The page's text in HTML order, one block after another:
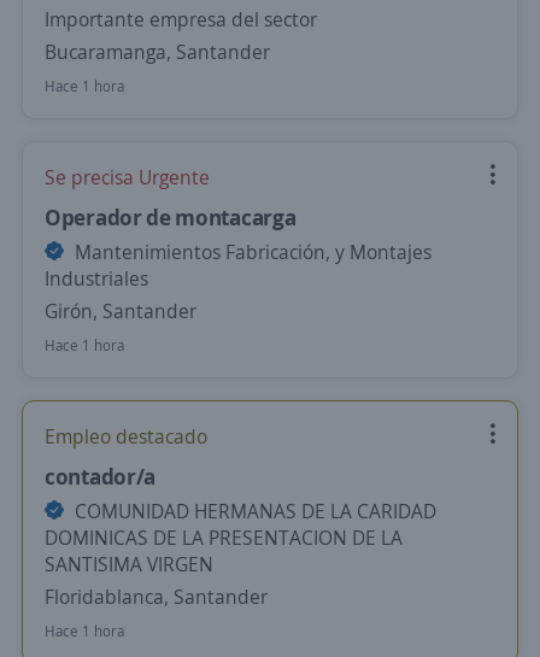
Importante empresa del sector
Bucaramanga, Santander
Hace 1 hora
Se precisa Urgente
Operador de montacarga
Mantenimientos Fabricación, y Montajes
Industriales
Girón, Santander
Hace 1 hora
Empleo destacado
contador/a
COMUNIDAD HERMANAS DE LA CARIDAD
DOMINICAS DE LA PRESENTACION DE LA
SANTISIMA VIRGEN
Floridablanca, Santander
Hace 1 hora